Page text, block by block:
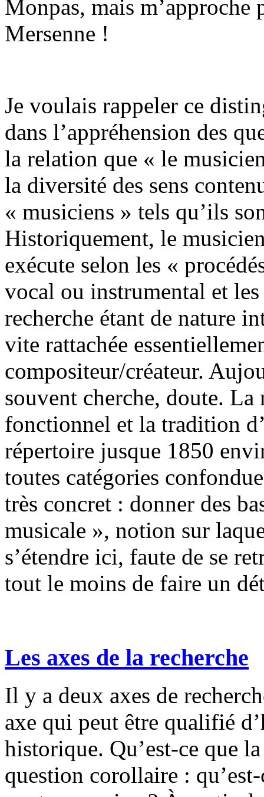
Monpas, mais m’approche
Mersenne !
Je voulais rappeler ce
dans l’appréhension des
la relation que « le
la diversité des sens
« musiciens » tels qu’ils
Historiquement, le
exécute selon les «
vocal ou instrumental et
recherche étant de nature
vite rattachée
compositeur/créateur.
souvent cherche, doute. La
fonctionnel et la tradition
répertoire jusque 1850
toutes catégories
très concret : donner des
musicale », notion sur
s’étendre ici, faute de se
tout le moins de faire un
Les axes de la recherche
Il y a deux axes de
axe qui peut être qualifié
historique. Qu’est-ce que
question corollaire :